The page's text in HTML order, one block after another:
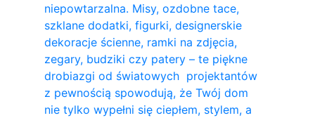
niepowtarzalna. Misy, ozdobne tace,
szklane dodatki, figurki, designerskie
dekoracje ścienne, ramki na zdjęcia,
zegary, budziki czy patery – te piękne
drobiazgi od światowych projektantów
z pewnością spowodują, że Twój dom
nie tylko wypełni się ciepłem, stylem, a